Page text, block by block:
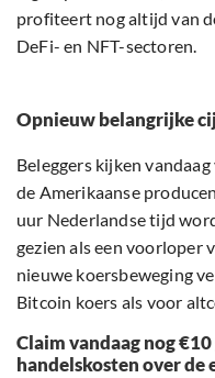
profiteert nog altijd van
DeFi- en NFT-sectoren.
Opnieuw belangrijke
Beleggers kijken
de Amerikaanse
uur Nederlandse tijd
gezien als een voorloper
nieuwe koersbeweging
Bitcoin koers als voor
Claim vandaag nog
handelskosten over de